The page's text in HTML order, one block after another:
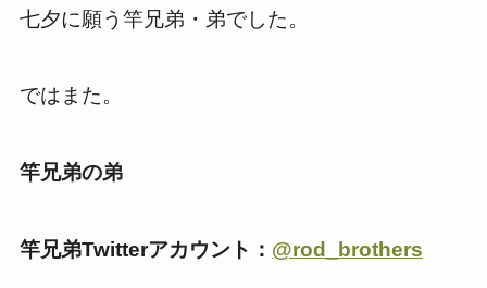
七夕に願う竿兄弟・弟でした。
ではまた。
竿兄弟の弟
竿兄弟Twitterアカウント： @rod_brothers